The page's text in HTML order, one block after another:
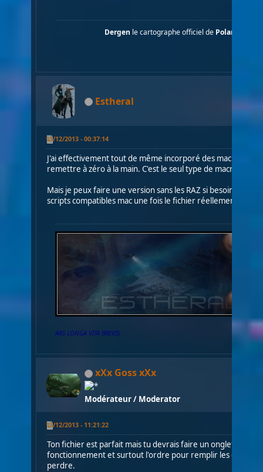
Dergen le cartographe officiel de Polaris
Estheral
13/12/2013 - 00:37:14
J'ai effectivement tout de même incorporé des macros via
remettre à zéro à la main. C'est le seul type de macro que
Mais je peux faire une version sans les RAZ si besoin pour
scripts compatibles mac une fois le fichier réellement fini).
ARS LONGA VITA BREVIS
xXx Goss xXx
Modérateur / Moderator
13/12/2013 - 11:21:22
Ton fichier est parfait mais tu devrais faire un onglet
fonctionnement et surtout l'ordre pour remplir les cases.
perdre.